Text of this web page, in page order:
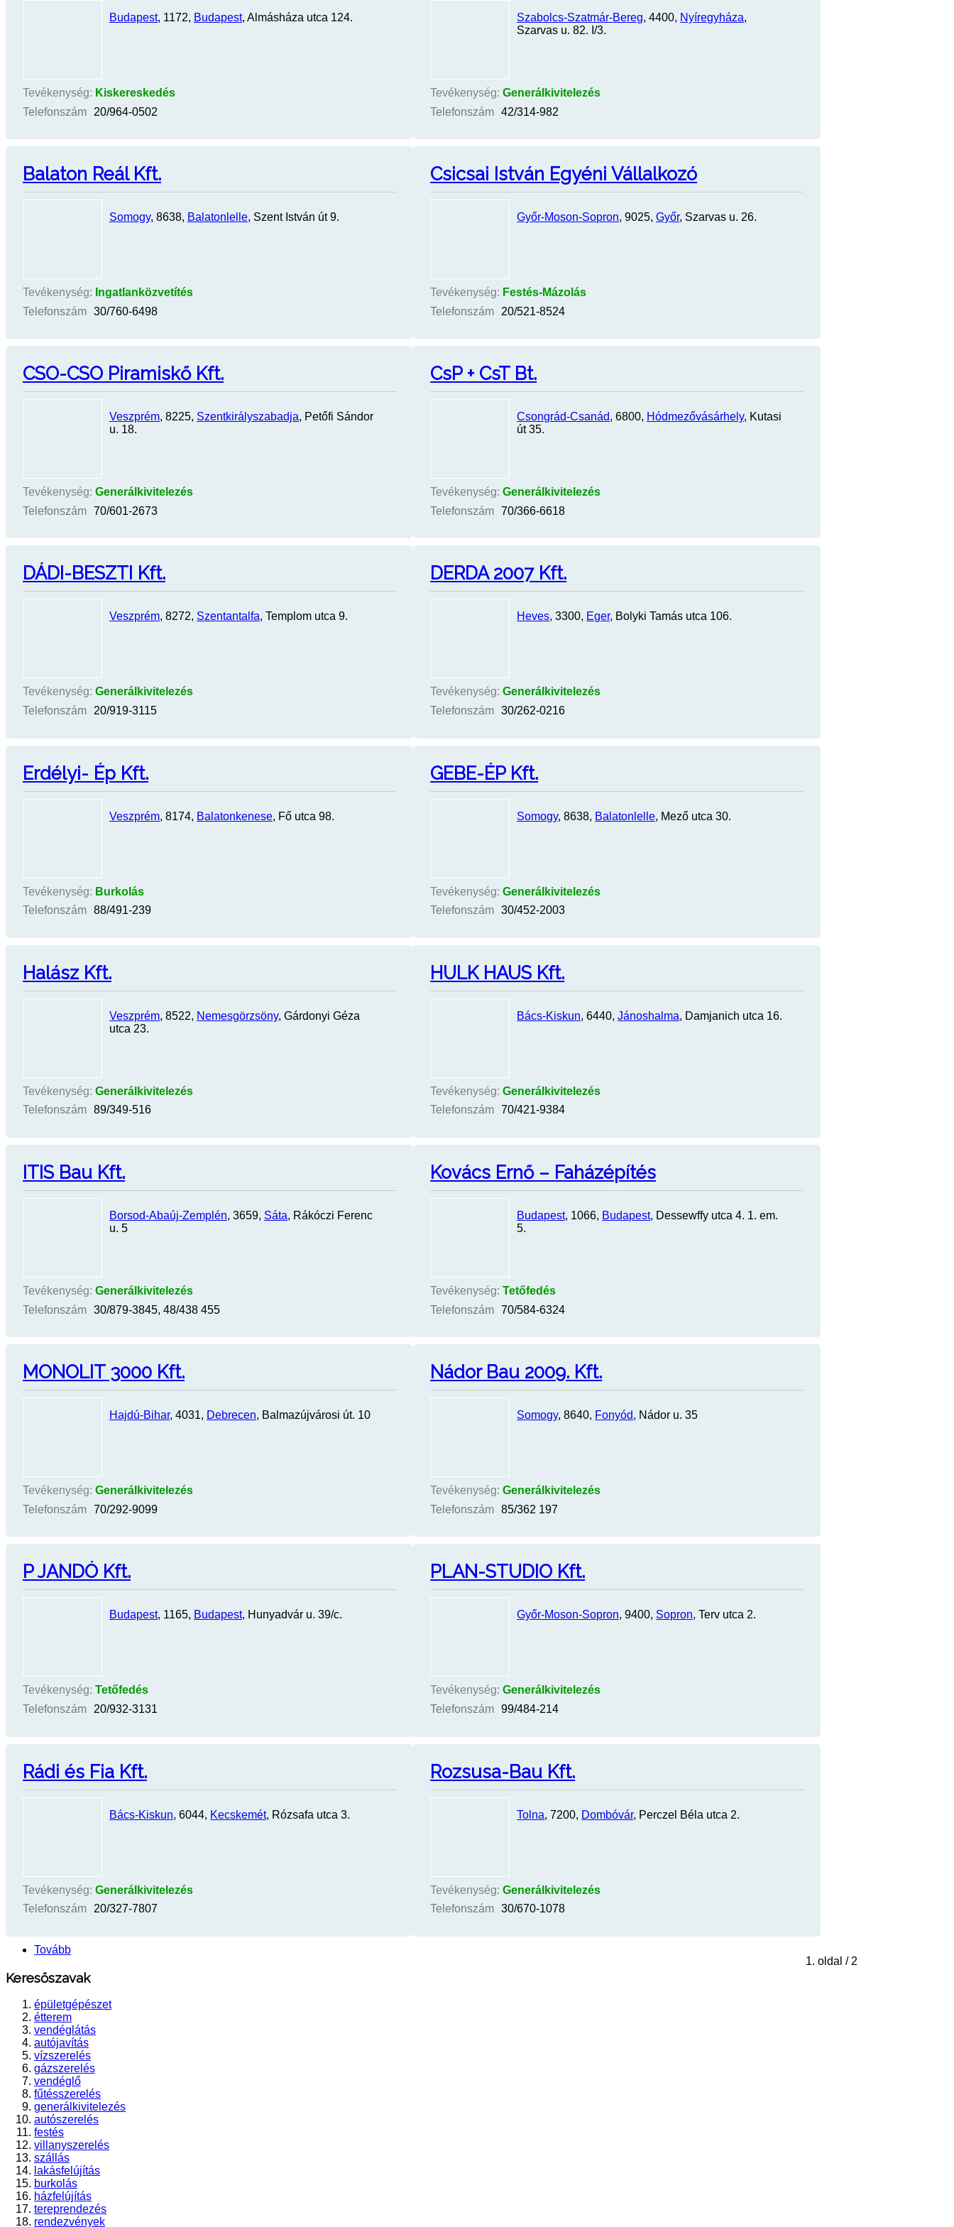
Budapest, 1172, Budapest, Almásháza utca 124.
Tevékenység: Kiskereskedés
Telefonszám
20/964-0502
Szabolcs-Szatmár-Bereg, 4400, Nyíregyháza,
Szarvas u. 82. I/3.
Tevékenység: Generálkivitelezés
Telefonszám 42/314-982
Balaton Reál Kft.
Somogy, 8638, Balatonlelle, Szent István út 9.
Tevékenység: Ingatlanközvetítés
Telefonszám 30/760-6498
Csicsai István Egyéni Vállalkozó
Győr-Moson-Sopron, 9025,Győr, Szarvas u. 26.
Tevékenység: Festés-Mázolás
Telefonszám
20/521-8524
CSO-CSO Piramiskő Kft.
Veszprém, 8225, Szentkirályszabadja, Petőfi Sándor
u. 18.
Tevékenység: Generálkivitelezés
Telefonszám 70/601-2673
CsP + CsT Bt.
Csongrád-Csanád, 6800, Hódmezővásárhely, Kutasi
út 35.
Tevékenység: Generálkivitelezés
Telefonszám 70/366-6618
DÁDI-BESZTI Kft.
Veszprém, 8272, Szentantalfa, Templom utca 9.
Tevékenység: Generálkivitelezés
Telefonszám
20/919-3115
DERDA 2007 Kft.
Heves, 3300, Eger, Bolyki Tamás utca 106.
Tevékenység: Generálkivitelezés
Telefonszám 30/262-0216
Erdélyi- Ép Kft.
Veszprém, 8174, Balatonkenese, Fő utca 98.
Tevékenység: Burkolás
Telefonszám 88/491-239
GEBE-ÉP Kft.
Somogy, 8638, Balatonlelle, Mező utca 30.
Tevékenység: Generálkivitelezés
Telefonszám 30/452-2003
Halász Kft.
Veszprém, 8522, Nemesgörzsöny, Gárdonyi Géza
utca 23.
Tevékenység: Generálkivitelezés
Telefonszám 89/349-516
HULK HAUS Kft.
Bács-Kiskun, 6440,Jánoshalma, Damjanich utca 16.
Tevékenység: Generálkivitelezés
Telefonszám 70/421-9384
ITIS Bau Kft.
Borsod-Abaúj-Zemplén, 3659, Sáta, Rákóczi Ferenc
u. 5
Tevékenység: Generálkivitelezés
Telefonszám 30/879-3845, 48/438 455
Kovács Ernő – Faházépítés
Budapest, 1066, Budapest, Dessewffy utca 4. 1. em.
5.
Tevékenység: Tetőfedés
Telefonszám 70/584-6324
MONOLIT 3000 Kft.
Hajdú-Bihar, 4031, Debrecen, Balmazújvárosi út. 10
Tevékenység: Generálkivitelezés
Telefonszám 70/292-9099
Nádor Bau 2009. Kft.
Somogy, 8640, Fonyód, Nádor u. 35
Tevékenység: Generálkivitelezés
Telefonszám 85/362 197
P JANDÓ Kft.
Budapest, 1165, Budapest, Hunyadvár u. 39/c.
Tevékenység: Tetőfedés
Telefonszám
20/932-3131
PLAN-STUDIO Kft.
Győr-Moson-Sopron, 9400, Sopron, Terv utca 2.
Tevékenység: Generálkivitelezés
Telefonszám 99/484-214
Rádi és Fia Kft.
Bács-Kiskun, 6044, Kecskemét, Rózsafa utca 3.
Tevékenység: Generálkivitelezés
Telefonszám
20/327-7807
Rozsusa-Bau Kft.
Tolna, 7200, Dombóvár, Perczel Béla utca 2.
Tevékenység: Generálkivitelezés
Telefonszám 30/670-1078
1. oldal / 2
Tovább
Keresőszavak
épületgépészet
étterem
vendéglátás
autójavítás
vízszerelés
gázszerelés
vendéglő
fűtésszerelés
generálkivitelezés
autószerelés
festés
villanyszerelés
szállás
lakásfelújítás
burkolás
házfelújítás
tereprendezés
rendezvények